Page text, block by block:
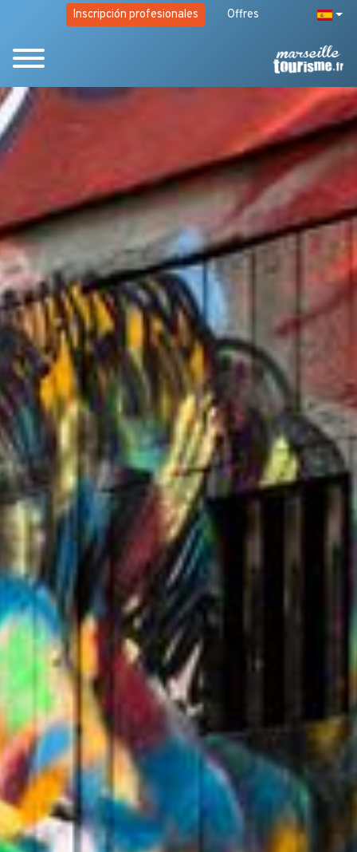
Inscripción profesionales Offres